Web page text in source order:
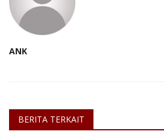
ANK
BERITA TERKAIT